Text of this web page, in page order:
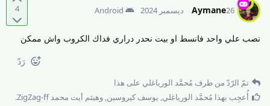
4 Aymane26 ديسمبر 2024 Android
نصب علي واحد فانسط او بيت نحدر دراري فداك الكروب واش ممكن
رَدّ
تمّ الرّدّ من طرف مُحمَّد الورياغلي على هذا
أُعجِب بهذا مُحمَّد الورياغلي, يوسف كيروسين, وهيثم أيت محمد ZigZag-ff .